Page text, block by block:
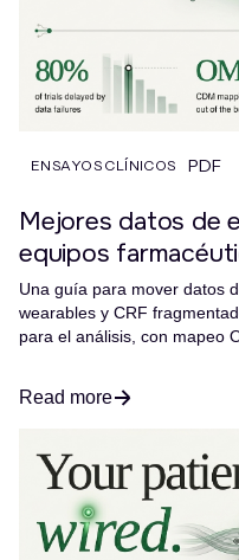
ENSAYOS CLÍNICOS PDF
Mejores datos de
equipos
Una guía para mover datos
wearables y CRF
para el análisis, con mapeo
Read more